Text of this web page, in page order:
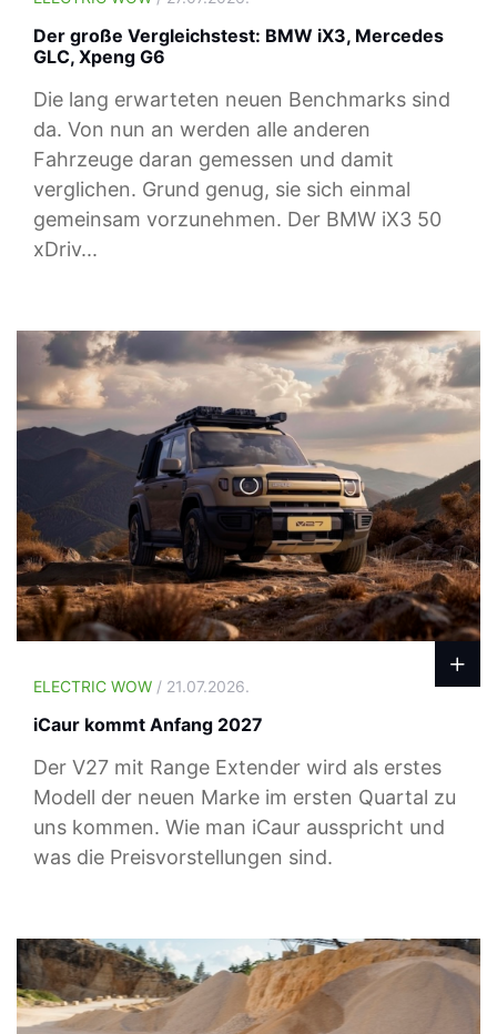
Der große Vergleichstest: BMW iX3, Mercedes
GLC, Xpeng G6
Die lang erwarteten neuen Benchmarks sind
da. Von nun an werden alle anderen
Fahrzeuge daran gemessen und damit
verglichen. Grund genug, sie sich einmal
gemeinsam vorzunehmen. Der BMW iX3 50
xDriv...
ELECTRIC WOW / 21.07.2026.
iCaur kommt Anfang 2027
Der V27 mit Range Extender wird als erstes
Modell der neuen Marke im ersten Quartal zu
uns kommen. Wie man iCaur ausspricht und
was die Preisvorstellungen sind.